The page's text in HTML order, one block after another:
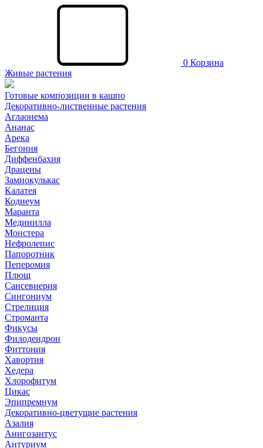
0 Корзина
Живые растения
Готовые композиции в кашпо
Декоративно-лиственные растения
Аглаонема
Ананас
Арека
Бегония
Диффенбахия
Драцены
Замиокулькас
Калатея
Кодиеум
Маранта
Мединилла
Монстера
Нефролепис
Папоротник
Пеперомия
Плющ
Сансевиерия
Сингониум
Стрелиция
Строманта
Фикусы
Филодендрон
Фиттония
Хавортия
Хедера
Хлорофитум
Цикас
Эпипремнум
Декоративно-цветущие растения
Азалия
Анигозантус
Антуриум